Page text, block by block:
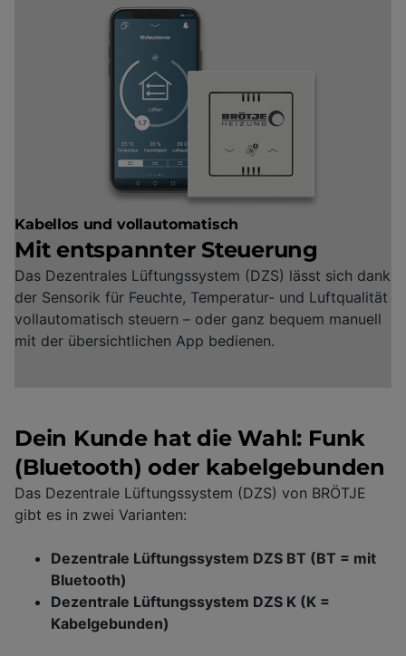
Kabellos und vollautomatisch
Mit entspannter Steuerung
Das Dezentrales Lüftungssystem (DZS) lässt sich dank
der Sensorik für Feuchte, Temperatur- und Luftqualität
vollautomatisch steuern – oder ganz bequem manuell
mit der übersichtlichen App bedienen.
Dein Kunde hat die Wahl: Funk
(Bluetooth) oder kabelgebunden
Das Dezentrale Lüftungssystem (DZS) von BRÖTJE
gibt es in zwei Varianten:
Dezentrale Lüftungssystem DZS BT (BT = mit
Bluetooth)
Dezentrale Lüftungssystem DZS K (K =
Kabelgebunden)